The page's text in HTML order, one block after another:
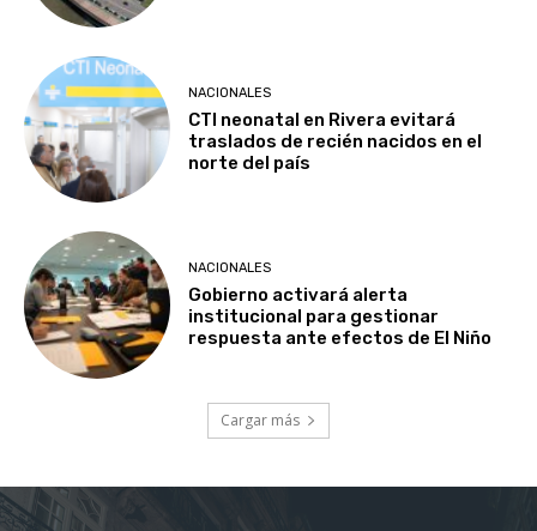
NACIONALES
CTI neonatal en Rivera evitará
traslados de recién nacidos en el
norte del país
NACIONALES
Gobierno activará alerta
institucional para gestionar
respuesta ante efectos de El Niño
Cargar más